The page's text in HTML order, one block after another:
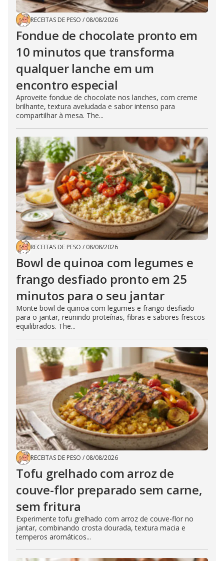
RECEITAS DE PESO / 08/08/2026
Fondue de chocolate pronto em
10 minutos que transforma
qualquer lanche em um
encontro especial
Aproveite fondue de chocolate nos lanches, com creme
brilhante, textura aveludada e sabor intenso para
compartilhar à mesa. The...
RECEITAS DE PESO / 08/08/2026
Bowl de quinoa com legumes e
frango desfiado pronto em 25
minutos para o seu jantar
Monte bowl de quinoa com legumes e frango desfiado
para o jantar, reunindo proteínas, fibras e sabores frescos
equilibrados. The...
RECEITAS DE PESO / 08/08/2026
Tofu grelhado com arroz de
couve-flor preparado sem carne,
sem fritura
Experimente tofu grelhado com arroz de couve-flor no
jantar, combinando crosta dourada, textura macia e
temperos aromáticos...